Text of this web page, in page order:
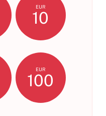
EUR
10
EUR
100